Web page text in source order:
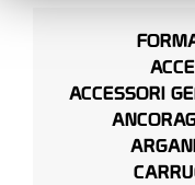
ACCESSORI